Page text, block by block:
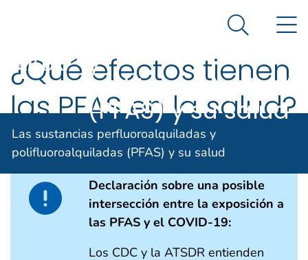
Agencia para Sustancias Tóxicas y el
Las sustancias
y
(PFAS) y su salud
Search
Las sustancias perfluoroalquiladas y
polifluoroalquiladas (PFAS) y su salud
¿Qué efectos tienen
las PFAS en la salud?
English (US)
Declaración sobre una posible
intersección entre la exposición a
las PFAS y el COVID-19:
Los CDC y la ATSDR entienden